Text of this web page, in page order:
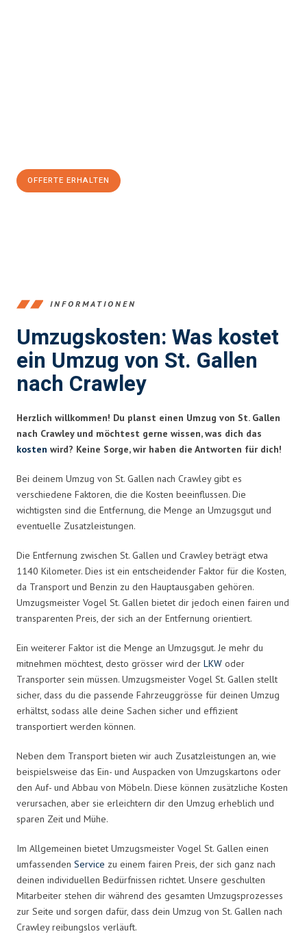
OFFERTE ERHALTEN
INFORMATIONEN
Umzugskosten: Was kostet
ein Umzug von St. Gallen
nach Crawley
Herzlich willkommen! Du planst einen Umzug von St. Gallen
nach Crawley und möchtest gerne wissen, was dich das
kosten wird? Keine Sorge, wir haben die Antworten für dich!
Bei deinem Umzug von St. Gallen nach Crawley gibt es
verschiedene Faktoren, die die Kosten beeinflussen. Die
wichtigsten sind die Entfernung, die Menge an Umzugsgut und
eventuelle Zusatzleistungen.
Die Entfernung zwischen St. Gallen und Crawley beträgt etwa
1140 Kilometer. Dies ist ein entscheidender Faktor für die Kosten,
da Transport und Benzin zu den Hauptausgaben gehören.
Umzugsmeister Vogel St. Gallen bietet dir jedoch einen fairen und
transparenten Preis, der sich an der Entfernung orientiert.
Ein weiterer Faktor ist die Menge an Umzugsgut. Je mehr du
mitnehmen möchtest, desto grösser wird der LKW oder
Transporter sein müssen. Umzugsmeister Vogel St. Gallen stellt
sicher, dass du die passende Fahrzeuggrösse für deinen Umzug
erhältst, sodass alle deine Sachen sicher und effizient
transportiert werden können.
Neben dem Transport bieten wir auch Zusatzleistungen an, wie
beispielsweise das Ein- und Auspacken von Umzugskartons oder
den Auf- und Abbau von Möbeln. Diese können zusätzliche Kosten
verursachen, aber sie erleichtern dir den Umzug erheblich und
sparen Zeit und Mühe.
Im Allgemeinen bietet Umzugsmeister Vogel St. Gallen einen
umfassenden Service zu einem fairen Preis, der sich ganz nach
deinen individuellen Bedürfnissen richtet. Unsere geschulten
Mitarbeiter stehen dir während des gesamten Umzugsprozesses
zur Seite und sorgen dafür, dass dein Umzug von St. Gallen nach
Crawley reibungslos verläuft.